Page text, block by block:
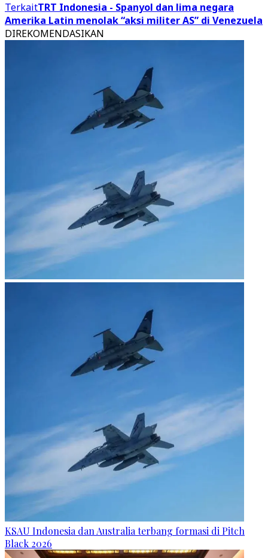
TerkaitTRT Indonesia - Spanyol dan lima negara
Amerika Latin menolak “aksi militer AS” di Venezuela
DIREKOMENDASIKAN
KSAU Indonesia dan Australia terbang formasi di Pitch
Black 2026